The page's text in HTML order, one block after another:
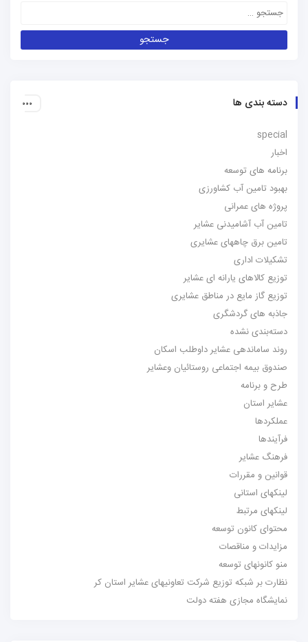
دسته بندی ها
special
اخبار
برنامه های توسعه
بهبود تامین آب کشاورزی
پروژه های عمرانی
تامین آب آشامیدنی عشایر
تامین برق چاههای عشایری
تشکیلات اداری
توزیع کالاهای یارانه ای عشایر
توزیع گاز مایع در مناطق عشایری
جاذبه های گردشگری
دسته‌بندی نشده
روند ساماندهی عشایر داوطلب اسکان
صندوق بیمه اجتماعی روستائیان وعشایر
طرح و برنامه
عشایر استان
عملکردها
فرآیندها
فرهنگ عشایر
قوانین و مقررات
لینکهای استانی
لینکهای مرتبط
محتوای کانون توسعه
مزایدات و مناقصات
منو کانونهای توسعه
نظارت بر شبکه توزیع شرکت تعاونیهای عشایر استان کر
نمایشگاه مجازی هفته دولت